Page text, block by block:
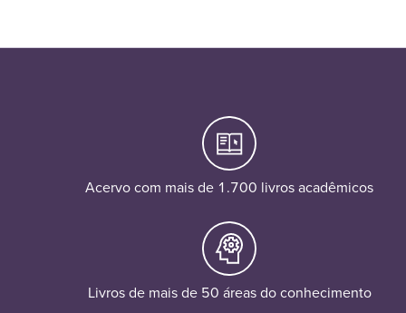
Acervo com mais de 1.700 livros acadêmicos
Livros de mais de 50 áreas do conhecimento